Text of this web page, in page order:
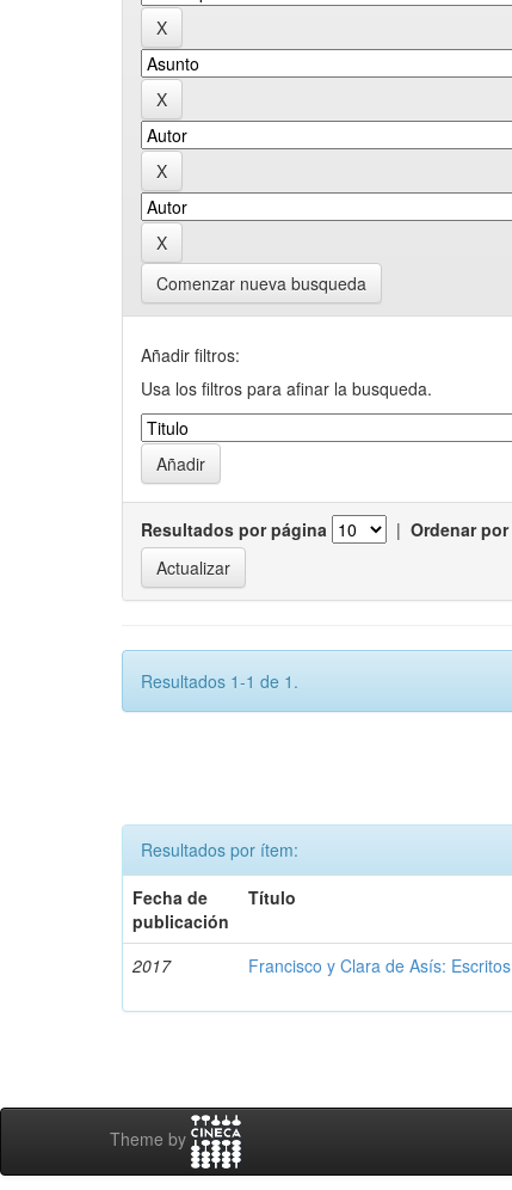
Comenzar nueva busqueda
Añadir filtros:
Usa los filtros para afinar la busqueda.
Resultados por página | Ordenar por
Resultados 1-1 de 1.
Resultados por ítem:
Fecha de
publicación
Título
2017 Francisco y Clara de Asís: Escritos
Theme by